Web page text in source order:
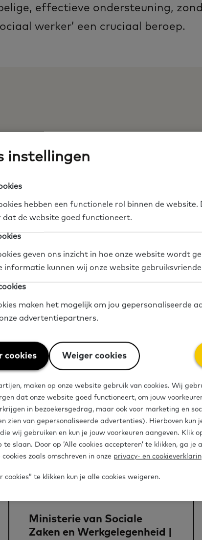
effectieve ondersteuning,
werker’ een cruciaal beroep.
Ministerie van Sociale
Zaken en Werkgelegenheid |
instellingen
hebben een functionele rol binnen de website.
dat de website goed functioneert.
geven ons inzicht in hoe onze website wordt
informatie kunnen wij onze website
maken het mogelijk om jou gepersonaliseerde
advertentiepartners.
cookies Weiger cookies
maken op onze website gebruik van cookies. Wij
dat onze website goed functioneert, om jouw
in bezoekersgedrag, maar ook voor marketing en
zien van gepersonaliseerde advertenties). Hierboven kun
wij gebruiken en kun je jouw voorkeuren aangeven. Klik
te slaan. Door op ‘Alle cookies accepteren’ te klikken, ga je
zoals omschreven in onze privacy- en
cookies” te klikken kun je alle cookies weigeren.